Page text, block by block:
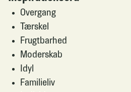
Overgang
Tærskel
Frugtbarhed
Moderskab
Idyl
Familieliv